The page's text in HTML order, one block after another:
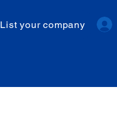
List your company